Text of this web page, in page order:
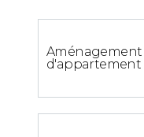
Aménagement
d'appartement